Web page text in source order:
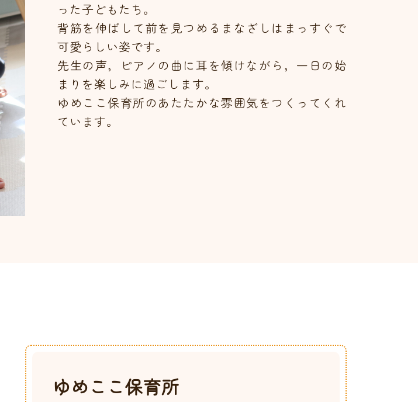
った子どもたち。
背筋を伸ばして前を見つめるまなざしはまっすぐで
可愛らしい姿です。
先生の声，ピアノの曲に耳を傾けながら，一日の始
まりを楽しみに過ごします。
ゆめここ保育所のあたたかな雰囲気をつくってくれ
ています。
ゆめここ保育所